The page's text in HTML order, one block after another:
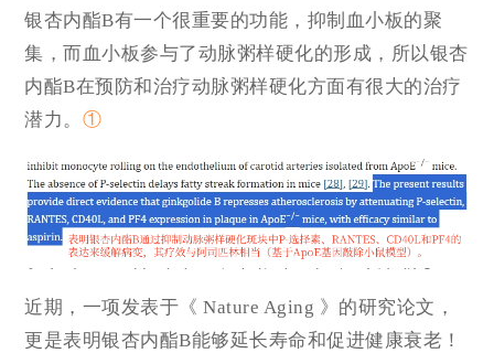
银杏内酯B有一个很重要的功能，抑制血小板的聚
集，而血小板参与了动脉粥样硬化的形成，所以银杏
内酯B在预防和治疗动脉粥样硬化方面有很大的治疗
潜力。 ①
近期，一项发表于《 Nature Aging 》的研究论文，
更是表明银杏内酯B能够延长寿命和促进健康衰老！